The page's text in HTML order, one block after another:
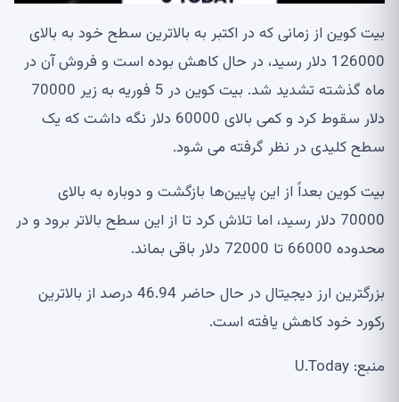
بیت کوین از زمانی که در اکتبر به بالاترین سطح خود به بالای
126000 دلار رسید، در حال کاهش بوده است و فروش آن در
ماه گذشته تشدید شد. بیت کوین در 5 فوریه به زیر 70000
دلار سقوط کرد و کمی بالای 60000 دلار نگه داشت که یک
سطح کلیدی در نظر گرفته می شود.
بیت کوین بعداً از این پایین‌ها بازگشت و دوباره به بالای
70000 دلار رسید، اما تلاش کرد تا از این سطح بالاتر برود و در
محدوده 66000 تا 72000 دلار باقی بماند.
بزرگترین ارز دیجیتال در حال حاضر 46.94 درصد از بالاترین
رکورد خود کاهش یافته است.
منبع: U.Today